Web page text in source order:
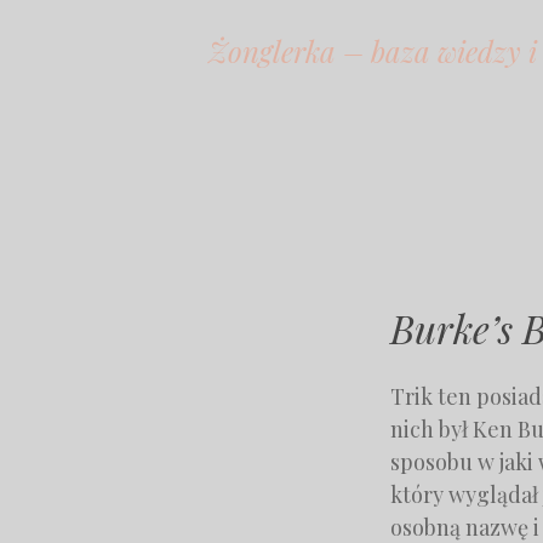
Żonglerka – baza wiedzy
Burke’s
Trik ten
nich był Ken
sposobu w jaki
który wyglądał
osobną nazwę